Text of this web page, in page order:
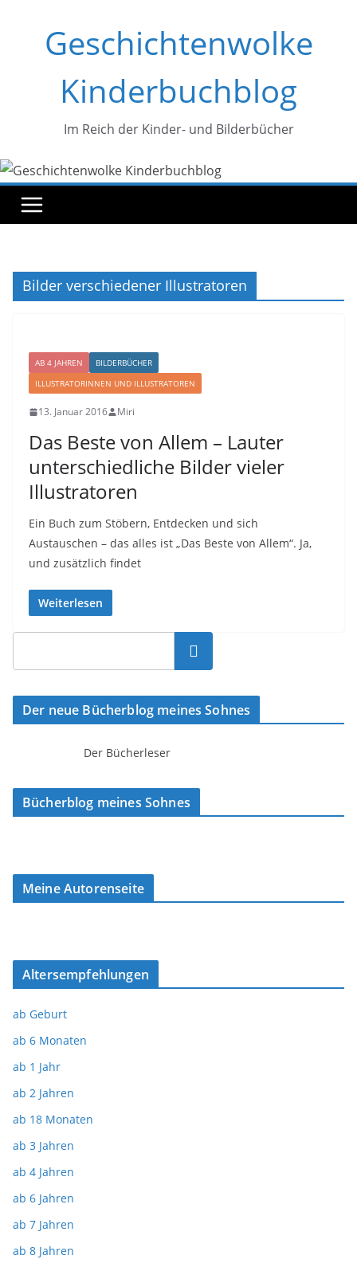
springenGeschichtenwolke
Kinderbuchblog
Im Reich der Kinder- und Bilderbücher
Bilder verschiedener Illustratoren
AB 4 JAHREN
BILDERBÜCHER
ILLUSTRATORINNEN UND ILLUSTRATOREN
13. Januar 2016 Miri
Das Beste von Allem – Lauter
unterschiedliche Bilder vieler
Illustratoren
Ein Buch zum Stöbern, Entdecken und sich
Austauschen – das alles ist „Das Beste von Allem“. Ja,
und zusätzlich findet
Weiterlesen
Suchen
Der neue Bücherblog meines Sohnes
Der Bücherleser
Bücherblog meines Sohnes
Meine Autorenseite
Altersempfehlungen
ab Geburt
ab 6 Monaten
ab 1 Jahr
ab 2 Jahren
ab 18 Monaten
ab 3 Jahren
ab 4 Jahren
ab 6 Jahren
ab 7 Jahren
ab 8 Jahren